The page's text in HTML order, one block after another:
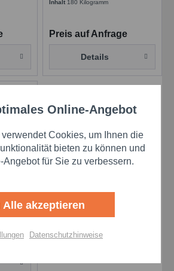
Inhalt 180 Kilogramm
Preis auf Anfrage
Details
Aktiv
Aktiv
Aktiv
Online-Angebot
Cookies, um Ihnen die
bieten zu können und
Angebot für Sie zu verbessern.
Alle akzeptieren
Datenschutzhinweise